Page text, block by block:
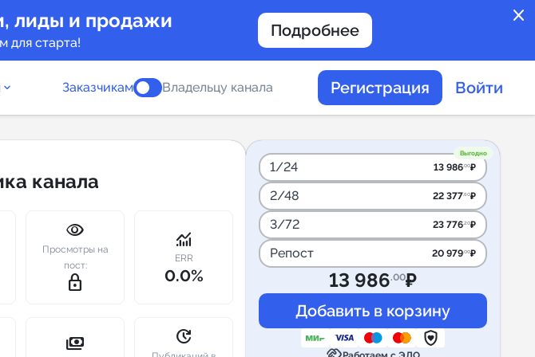
close
лиды и продажи
для старта!
Подробнее
Индекс читаемости каналов в
Telegram
New
сопровождение
Заказчикам Владельцу канала Регистрация Войти
канала
visibility
Просмотры на
пост:
lock_outline
monitoring
ERR
0.0%
payments update
Выгодно
1/24 13 986.00₽
2/48 22 377.60₽
3/72 23 776.20₽
Репост 20 979.00₽
13 986.00₽